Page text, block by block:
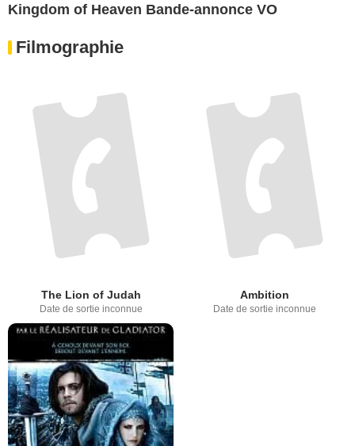
Kingdom of Heaven Bande-annonce VO
Filmographie
The Lion of Judah
Date de sortie inconnue
Ambition
Date de sortie inconnue